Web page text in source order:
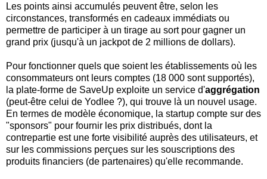
Les points ainsi accumulés peuvent être, selon les
circonstances, transformés en cadeaux immédiats ou
permettre de participer à un tirage au sort pour gagner un
grand prix (jusqu'à un jackpot de 2 millions de dollars).
Pour fonctionner quels que soient les établissements où les
consommateurs ont leurs comptes (18 000 sont supportés),
la plate-forme de SaveUp exploite un service d'aggrégation
(peut-être celui de Yodlee ?), qui trouve là un nouvel usage.
En termes de modèle économique, la startup compte sur des
"sponsors" pour fournir les prix distribués, dont la
contrepartie est une forte visibilité auprès des utilisateurs, et
sur les commissions perçues sur les souscriptions des
produits financiers (de partenaires) qu'elle recommande.